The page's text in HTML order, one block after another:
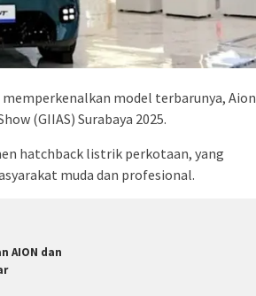
memperkenalkan model terbarunya, Aion
(GIIAS) Surabaya 2025.
hatchback listrik perkotaan, yang
muda dan profesional.
AION dan